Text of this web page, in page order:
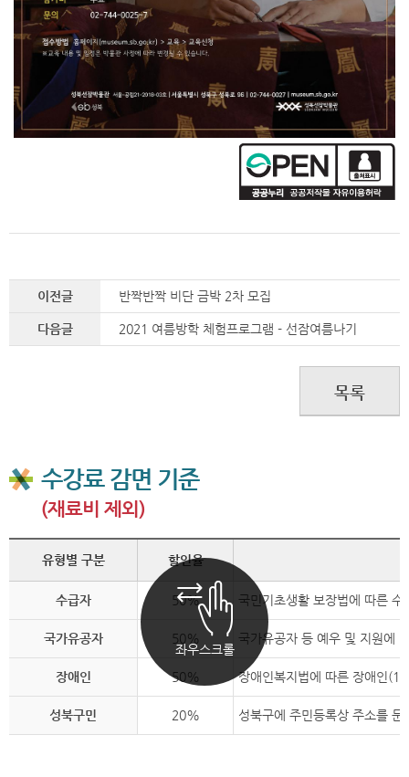
이전글 반짝반짝 비단 금박 2차 모집
다음글 2021 여름방학 체험프로그램 - 선잠여름나기
목록
수강료 감면 기준
(재료비 제외)
유형별 구분 할인율
수급자 50% 국민기초생활 보장법에 따른 수
국가유공자 50% 국가유공자 등 예우 및 지원에
장애인 50% 장애인복지법에 따른 장애인
성북구민 20% 성북구에 주민등록상 주소를 둔
좌우스크롤